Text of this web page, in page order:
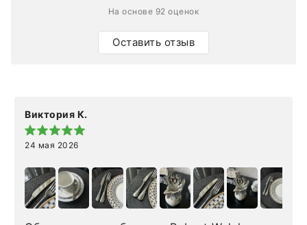
На основе 92 оценок
Оставить отзыв
Виктория К.
24 мая 2026